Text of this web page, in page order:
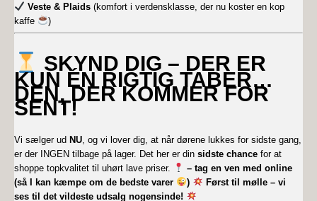
Veste & Plaids(komfort i verdensklasse, der nu koster en kop
kaffe
)
SKYND DIG – DER ER
KUN ÉN RIGTIG TABER…
DEN, DER KOMMER FOR
SENT!
Vi sælger ud NU , og vi lover dig, at når dørene lukkes for sidste gang,
er der INGEN tilbage på lager. Det her er din sidste chance for at
shoppe topkvalitet til uhørt lave priser.
– tag en ven med online
(så I kan kæmpe om de bedste varer
)
Først til mølle – vi
ses til det vildeste udsalg nogensinde!